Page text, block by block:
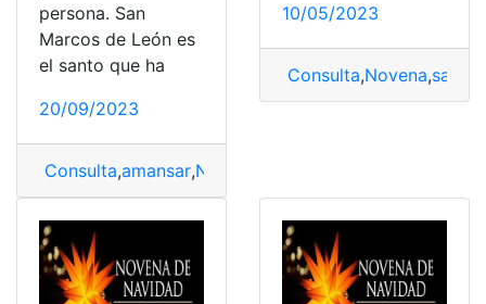
persona. San
Marcos de León es
el santo que ha
20/09/2023
Consulta,amansar,Novena
10/05/2023
Consulta,Novena,santo